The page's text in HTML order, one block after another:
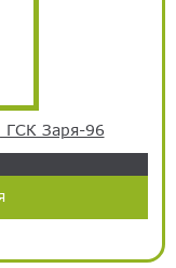
ГСК Заря-96